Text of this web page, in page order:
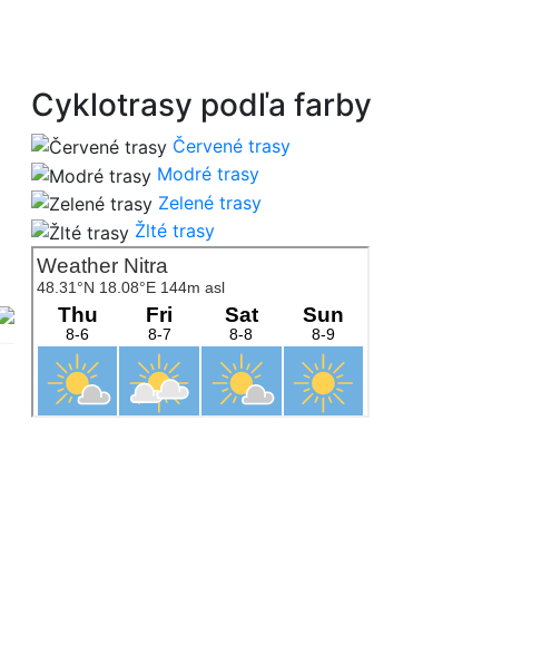
Cyklotrasy podľa farby
Červené trasy
Modré trasy
Zelené trasy
Žlté trasy